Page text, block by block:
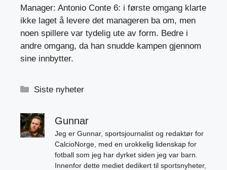
Manager: Antonio Conte 6: i første omgang klarte
ikke laget å levere det manageren ba om, men
noen spillere var tydelig ute av form. Bedre i
andre omgang, da han snudde kampen gjennom
sine innbytter.
Kategorier
Siste nyheter
Gunnar
Jeg er Gunnar, sportsjournalist og redaktør for
CalcioNorge, med en urokkelig lidenskap for
fotball som jeg har dyrket siden jeg var barn.
Innenfor dette mediet dedikert til sportsnyheter,